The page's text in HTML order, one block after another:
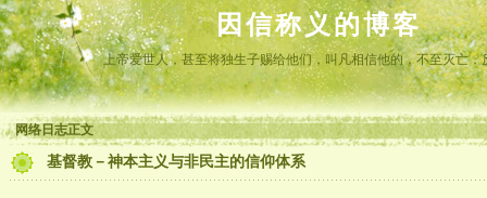
因信称义的博客
上帝爱世人，甚至将独生子赐给他们，叫凡相信他的，不至灭亡，
网络日志正文
基督教－神本主义与非民主的信仰体系